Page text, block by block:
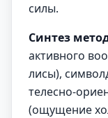
силы.
Синтез
активного
лисы),
телесно-
(ощущение